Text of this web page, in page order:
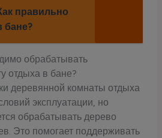
правильно
бане?
обрабатывать
отдыха в бане?
деревянной комнаты отдыха
эксплуатации, но
обрабатывать дерево
Это помогает поддерживать